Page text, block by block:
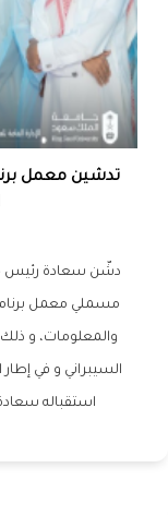
تدشين معمل
دشّن سعادة رئيس
مسملي معمل
والمعلومات، و ذلك
استقباله سعادة